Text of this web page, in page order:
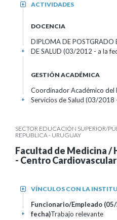
ACTIVIDADES
+
DOCENCIA
DIPLOMA DE POSTGRADO
DE SALUD (03/2012 - a la
+
GESTIÓN ACADÉMICA
Coordinador Académico del
Servicios de Salud (03/
+
SECTOR EDUCACIÓN SUPERIOR/
REPÚBLICA - URUGUAY
Facultad de Medicina /
- Centro
VÍNCULOS CON LA
+
Funcionario/Empleado
fecha)Trabajo relevante
+